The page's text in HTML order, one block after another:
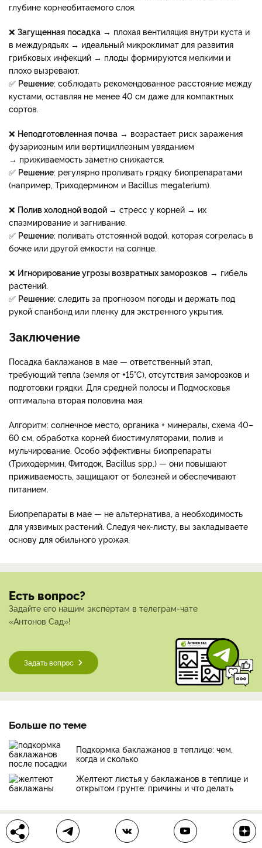
глубине корнеобитаемого слоя.
❌ Загущенная посадка → плохая вентиляция внутри куста и
в междурядьях → идеальный микроклимат для развития
грибковых инфекций → плоды формируются мелкими и
плохо вызревают.
✅ Решение: соблюдать рекомендованное расстояние между
кустами, оставляя не менее 40 см даже для компактных
сортов.
❌ Неподготовленная почва → возрастает риск заражения
фузариозным или вертициллезным увяданием
→ приживаемость заметно снижается.
✅ Решение: регулярно проливать грядку биопрепаратами
(например, Триходермином и Bacillus megaterium).
❌ Полив холодной водой → стресс у корней → их
спазмирование и загнивание.
✅​​​​​​​ Решение: поливать отстоянной водой, которая согрелась в
бочке или другой емкости на солнце.
❌​​​​​​​ Игнорирование угрозы возвратных заморозков → гибель
растений.
✅​​​​​​​ Решение: следить за прогнозом погоды и держать под
рукой спанбонд или пленку для экстренного укрытия.
Заключение
Посадка баклажанов в мае — ответственный этап,
требующий тепла (земля от +15°C), отсутствия заморозков и
подготовки грядки. Для средней полосы и Подмосковья
оптимальна вторая половина мая.
Алгоритм: солнечное место, органика + минералы, схема 40–
60 см, обработка корней биостимуляторами, полив и
мульчирование. Особо эффективны биопрепараты
(Триходермин, Фитодок, Bacillus spp.) — они повышают
приживаемость, защищают от болезней и обеспечивают
питанием.
Биопрепараты в мае — не альтернатива, а необходимость
для уязвимых растений. Следуя чек-листу, вы закладываете
основу для обильного урожая.
Есть вопрос?
Задайте его нашим экспертам в телеграм-чате
«Антонов Сад»!
Задать вопрос
Больше по теме
Подкормка баклажанов в теплице: чем,
когда и сколько
Желтеют листья у баклажанов в теплице и
открытом грунте: причины и что делать
май баклажан работы весной выбор редакции